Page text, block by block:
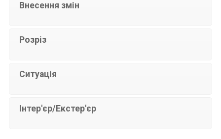
Внесення змін
Розріз
Ситуація
Інтер'єр/Екстер'єр